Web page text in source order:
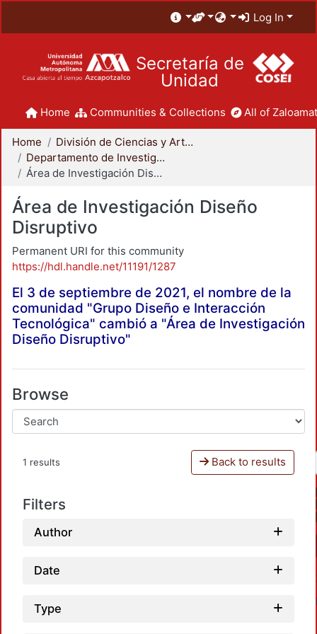
Log In
Secretaría de
Unidad
Home Communities & Collections All of
Home
División de Ciencias y Artes para el Diseño
Departamento de Investigación y Conocimiento para el Diseño
Área de Investigación Diseño Disruptivo
Área de Investigación Diseño
Disruptivo
Permanent URI for this community
https://hdl.handle.net/11191/1287
El 3 de septiembre de 2021, el nombre de la
comunidad "Grupo Diseño e Interacción
Tecnológica" cambió a "Área de Investigación
Diseño Disruptivo"
Browse
1 results Back to results
Filters
Author
Date
Type